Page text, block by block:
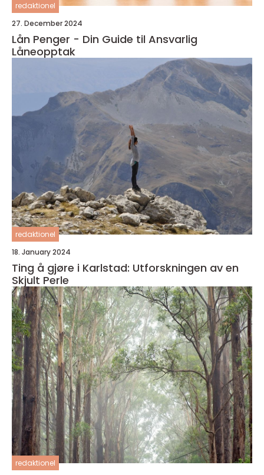
redaktionel
27. December 2024
Lån Penger - Din Guide til Ansvarlig
Låneopptak
redaktionel
18. January 2024
Ting å gjøre i Karlstad: Utforskningen av en
Skjult Perle
redaktionel